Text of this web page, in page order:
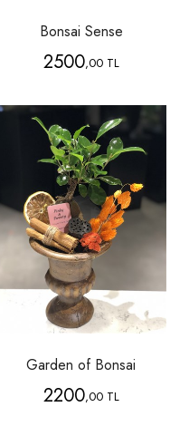
Bonsai Sense
2500,00 TL
Garden of Bonsai
2200,00 TL